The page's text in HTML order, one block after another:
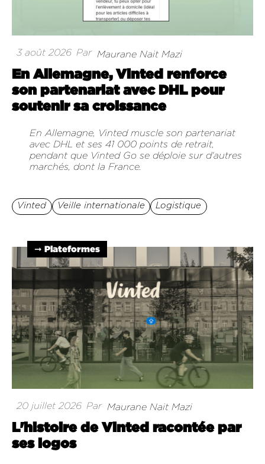
3 août 2026 Par Maurane Nait Mazi
En Allemagne, Vinted renforce
son partenariat avec DHL pour
soutenir sa croissance
En Allemagne, Vinted muscle son partenariat
avec DHL et ses 41 000 points de retrait,
pendant que Vinted Go se déploie sur d'autres
marchés, dont la France.
Vinted Veille internationale Logistique
➞ Plateformes
20 juillet 2026 Par Maurane Nait Mazi
L'histoire de Vinted racontée par
ses logos